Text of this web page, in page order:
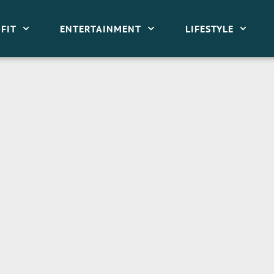
ENTERTAINMENT LIFESTYLE